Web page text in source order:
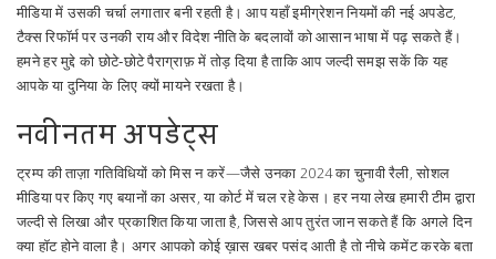
मीडिया में उसकी चर्चा लगातार बनी रहती है। आप यहाँ इमीग्रेशन नियमों की नई अपडेट,
टैक्स रिफॉर्म पर उनकी राय और विदेश नीति के बदलावों को आसान भाषा में पढ़ सकते हैं।
हमने हर मुद्दे को छोटे‑छोटे पैराग्राफ़ में तोड़ दिया है ताकि आप जल्दी समझ सकें कि यह
आपके या दुनिया के लिए क्यों मायने रखता है।
नवीनतम अपडेट्स
ट्रम्प की ताज़ा गतिविधियों को मिस न करें—जैसे उनका 2024 का चुनावी रैली, सोशल
मीडिया पर किए गए बयानों का असर, या कोर्ट में चल रहे केस। हर नया लेख हमारी टीम द्वारा
जल्दी से लिखा और प्रकाशित किया जाता है, जिससे आप तुरंत जान सकते हैं कि अगले दिन
क्या हॉट होने वाला है। अगर आपको कोई ख़ास खबर पसंद आती है तो नीचे कमेंट करके बता